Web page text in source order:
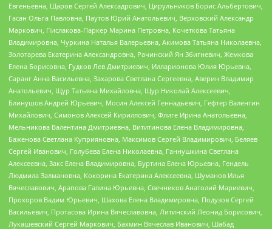
Евгеньевна, Щаров Сергей Алексадрович, Цирульников Борис Альбертович,
Гасан Ольга Павловна, Паутов Юрий Анатольевич, Верховский Александр
Маркович, Пислакова-Паркер Марина Петровна, Кочеткова Татьяна
Владимировна, Чуркина Наталья Валерьевна, Акимова Татьяна Николаевна,
Золотарева Екатерина Александровна, Рачинский Ян Збигневич, Жемкова
Елена Борисовна, Гудков Лев Дмитриевич, Илларионова Юлия Юрьевна,
Саранг Анна Васильевна, Захарова Светлана Сергеевна, Аверин Владимир
Анатольевич, Щур Татьяна Михайловна, Щур Николай Алексеевич,
Блинушов Андрей Юрьевич, Мосин Алексей Геннадьевич, Гефтер Валентин
Михайлович, Симонов Алексей Кириллович, Флиге Ирина Анатольевна,
Мельникова Валентина Дмитриевна, Вититинова Елена Владимировна,
Баженова Светлана Куприяновна, Максимов Сергей Владимирович, Беляев
Сергей Иванович, Голубева Елена Николаевна, Ганнушкина Светлана
Алексеевна, Закс Елена Владимировна, Буртина Елена Юрьевна, Гендель
Людмила Залмановна, Кокорина Екатерина Алексеевна, Шуманов Илья
Вячеславович, Арапова Галина Юрьевна, Свечников Анатолий Мариевич,
Прохоров Вадим Юрьевич, Шахова Елена Владимировна, Подузов Сергей
Васильевич, Протасова Ирина Вячеславовна, Литинский Леонид Борисович,
Лукашевский Сергей Маркович, Бахмин Вячеслав Иванович, Шабад